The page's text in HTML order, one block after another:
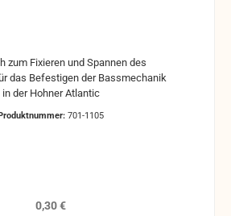
zum Fixieren und Spannen des
das Befestigen der Bassmechanik
in der Hohner Atlantic
701-1105
Regulärer Preis:
0,30 €